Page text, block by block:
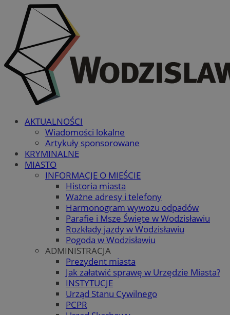
AKTUALNOŚCI
Wiadomości lokalne
Artykuły sponsorowane
KRYMINALNE
MIASTO
INFORMACJE O MIEŚCIE
Historia miasta
Ważne adresy i telefony
Harmonogram wywozu odpadów
Parafie i Msze Święte w Wodzisławiu
Rozkłady jazdy w Wodzisławiu
Pogoda w Wodzisławiu
ADMINISTRACJA
Prezydent miasta
Jak załatwić sprawę w Urzędzie Miasta?
INSTYTUCJE
Urząd Stanu Cywilnego
PCPR